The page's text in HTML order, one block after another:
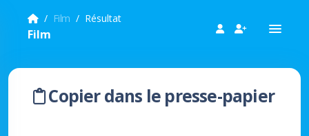
Film Résultat
Film
Copier dans le presse-papier